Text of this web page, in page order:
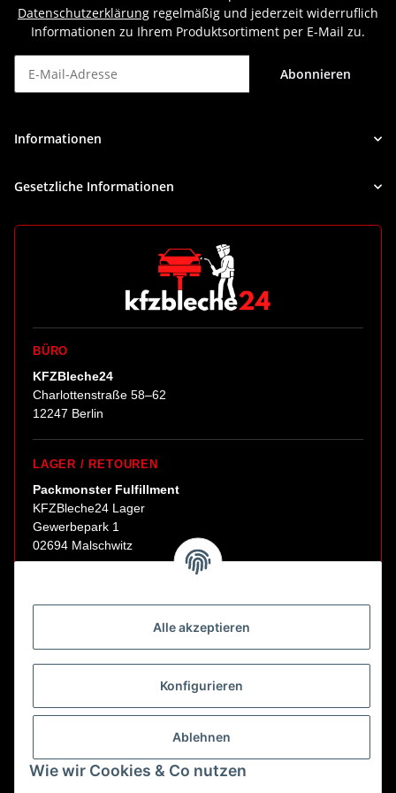
Alle akzeptieren
Konfigurieren
Ablehnen
Wie wir Cookies & Co nutzen
Datenschutzerklärung regelmäßig und jederzeit widerruflich
Informationen zu Ihrem Produktsortiment per E-Mail zu.
Abonnieren
Informationen
Gesetzliche Informationen
BÜRO
KFZBleche24
Charlottenstraße 58–62
12247 Berlin
LAGER / RETOUREN
Packmonster Fulfillment
KFZBleche24 Lager
Gewerbepark 1
02694 Malschwitz
Abholungen nur nach Terminvereinbarung.
E-Mail:sales@kfzbleche24.de
Vertrag widerrufen
* Alle Preise inkl. gesetzlicher USt., zzgl.Versand